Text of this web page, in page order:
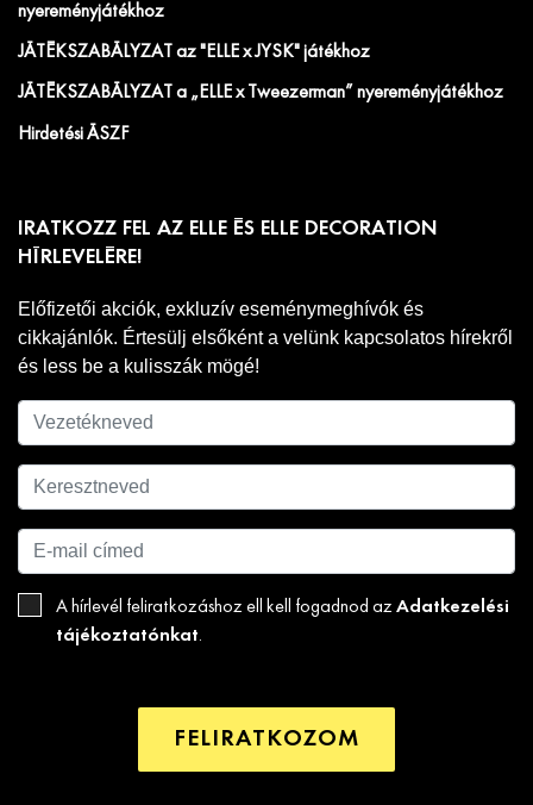
nyereményjátékhoz
JÁTÉKSZABÁLYZAT az "ELLE x JYSK" játékhoz
JÁTÉKSZABÁLYZAT a „ELLE x Tweezerman” nyereményjátékhoz
Hirdetési ÁSZF
IRATKOZZ FEL AZ ELLE ÉS ELLE DECORATION
HÍRLEVELÉRE!
Előfizetői akciók, exkluzív eseménymeghívók és
cikkajánlók. Értesülj elsőként a velünk kapcsolatos hírekről
és less be a kulisszák mögé!
A hírlevél feliratkozáshoz ell kell fogadnod az Adatkezelési
tájékoztatónkat.
FELIRATKOZOM